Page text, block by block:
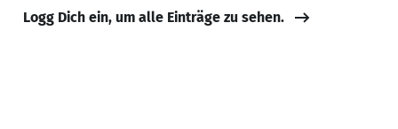
Logg Dich ein, um alle Einträge zu sehen.